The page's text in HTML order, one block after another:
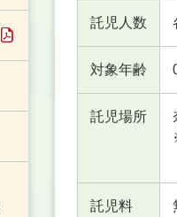
託児人数
対象年齢
託児場所
託児料